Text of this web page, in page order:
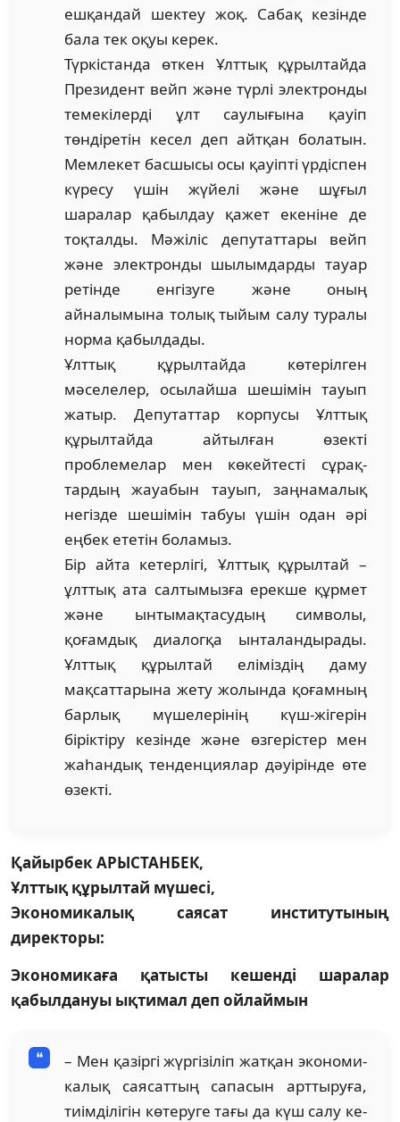
ешқандай шектеу жоқ. Сабақ кезінде
ба­ла тек оқуы керек.
Түркістанда өткен Ұлттық құрылтайда
Президент вейп және түрлі электронды
те­мекілерді ұлт саулығына қауіп
төндіретін кесел деп айтқан болатын.
Мемлекет бас­шысы осы қауіпті үрдіспен
күресу үшін жүйелі және шұғыл
шаралар қабылдау қажет еке­ніне де
тоқталды. Мәжіліс депутаттары вейп
және электронды шылымдарды тауар
ре­тінде енгізуге және оның
айналымына толық тыйым салу туралы
норма қабылдады.
Ұлттық құрылтайда көтерілген
мәселелер, осылайша шешімін тауып
жатыр. Депутаттар корпусы Ұлттық
құрылтайда айтылған өзекті
проблемелар мен көкейтесті сұрақ­
тардың жауабын тауып, заңнамалық
негізде шешімін табуы үшін одан әрі
еңбек ететін боламыз.
Бір айта кетерлігі, Ұлттық құрылтай –
ұлттық ата салтымызға ерекше құрмет
және ын­тымақтасудың символы,
қоғамдық диалогқа ынталандырады.
Ұлт­тық құрылтай еліміздің даму
мақсаттарына жету жолында қоғамның
барлық мү­шелерінің күш-жігерін
біріктіру кезінде және өзгерістер мен
жаһандық тенденциялар дәуі­рінде өте
өзекті.
Қайырбек АРЫСТАНБЕК,
Ұлттық құрылтай мүшесі,
Экономикалық саясат институтының
директоры:
Экономикаға қатысты кешенді шаралар
қабылдануы ықтимал деп ойлаймын
– Мен қазіргі жүргізіліп жатқан эконо­ми­
ка­лық саясаттың сапасын арттыруға,
тиім­ділігін көтеруге тағы да күш салу ке­